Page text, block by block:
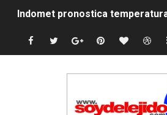
Indomet pronostica
JAPY VERDEI MISS MICHELL
Playas públicas y hoteles: